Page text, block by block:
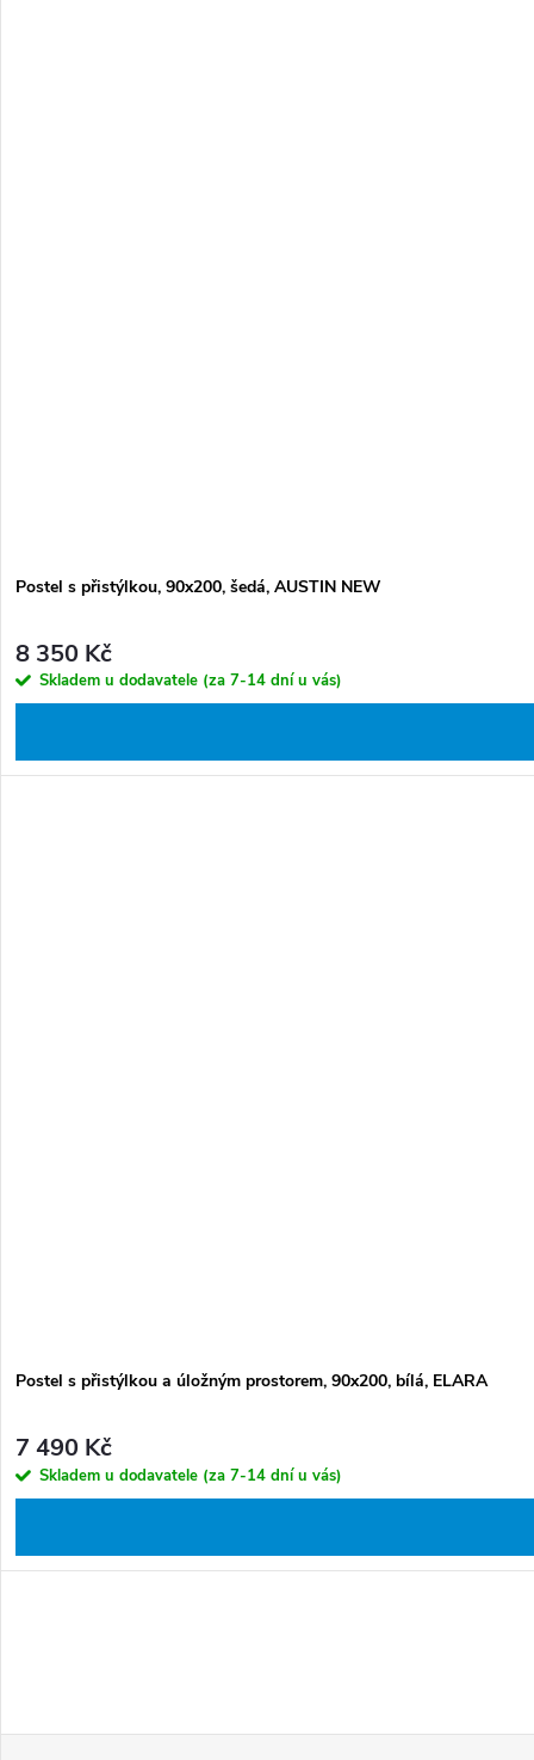
Postel s přistýlkou, 90x200, šedá, AUSTIN NEW
8 350 Kč
Skladem u dodavatele (za 7-14 dní u vás)
Postel s přistýlkou a úložným prostorem, 90x200, bílá, ELARA
7 490 Kč
Skladem u dodavatele (za 7-14 dní u vás)